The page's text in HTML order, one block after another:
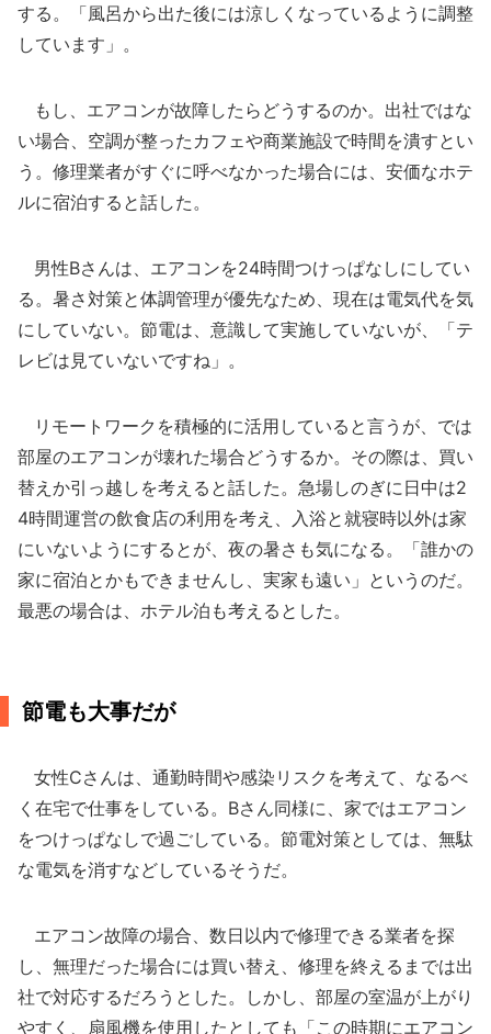
する。「風呂から出た後には涼しくなっているように調整
しています」。
もし、エアコンが故障したらどうするのか。出社ではな
い場合、空調が整ったカフェや商業施設で時間を潰すとい
う。修理業者がすぐに呼べなかった場合には、安価なホテ
ルに宿泊すると話した。
男性Bさんは、エアコンを24時間つけっぱなしにしてい
る。暑さ対策と体調管理が優先なため、現在は電気代を気
にしていない。節電は、意識して実施していないが、「テ
レビは見ていないですね」。
リモートワークを積極的に活用していると言うが、では
部屋のエアコンが壊れた場合どうするか。その際は、買い
替えか引っ越しを考えると話した。急場しのぎに日中は2
4時間運営の飲食店の利用を考え、入浴と就寝時以外は家
にいないようにするとが、夜の暑さも気になる。「誰かの
家に宿泊とかもできませんし、実家も遠い」というのだ。
最悪の場合は、ホテル泊も考えるとした。
節電も大事だが
女性Cさんは、通勤時間や感染リスクを考えて、なるべ
く在宅で仕事をしている。Bさん同様に、家ではエアコン
をつけっぱなしで過ごしている。節電対策としては、無駄
な電気を消すなどしているそうだ。
エアコン故障の場合、数日以内で修理できる業者を探
し、無理だった場合には買い替え、修理を終えるまでは出
社で対応するだろうとした。しかし、部屋の室温が上がり
やすく、扇風機を使用したとしても「この時期にエアコン